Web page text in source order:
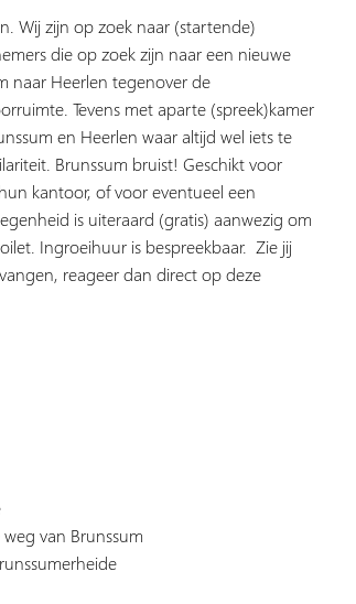
Wij zijn op zoek naar (startende)
die op zoek zijn naar een nieuwe
naar Heerlen tegenover de
Tevens met aparte (spreek)kamer
en Heerlen waar altijd wel iets te
Brunssum bruist! Geschikt voor
kantoor, of voor eventueel een
is uiteraard (gratis) aanwezig om
Ingroeihuur is bespreekbaar. Zie jij
reageer dan direct op deze
van Brunssum